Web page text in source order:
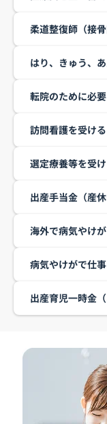
柔道整復師（接
はり、きゅう、
転院のために必
訪問看護を受け
選定療養等を受
出産手当金（産
海外で病気やけ
病気やけがで仕
出産育児一時金